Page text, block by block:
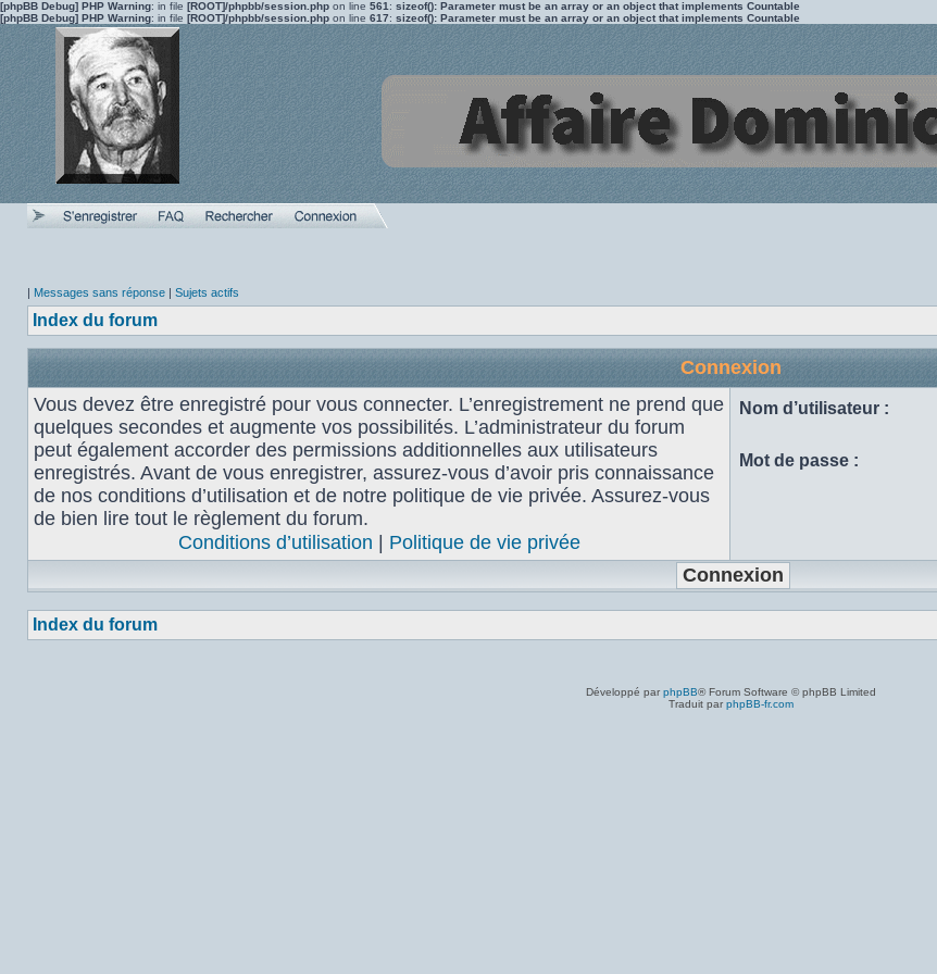
[phpBB Debug] PHP Warning: in file [ROOT]/phpbb/session.php on line 561 : sizeof(): Parameter must be an array or an object that implements Countable
[phpBB Debug] PHP Warning: in file [ROOT]/phpbb/session.php on line 617: sizeof(): Parameter must be an array or an object that implements Countable
| Messages sans réponse | Sujets actifs
Index du forum
Connexion
Vous devez être enregistré pour vous connecter. L’enregistrement ne prend que
quelques secondes et augmente vos possibilités. L’administrateur du forum
peut également accorder des permissions additionnelles aux utilisateurs
enregistrés. Avant de vous enregistrer, assurez-vous d’avoir pris connaissance
de nos conditions d’utilisation et de notre politique de vie privée. Assurez-vous
de bien lire tout le règlement du forum.
Conditions d’utilisation
Politique de vie privée
Nom d’utilisateur :
Mot de passe :
Index du forum
Développé par phpBB® Forum Software © phpBB Limited
Traduit par phpBB-fr.com